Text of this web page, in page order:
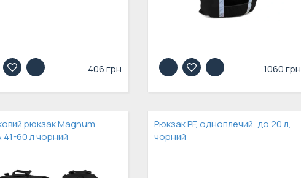
406 грн 1060 грн
рюкзак Magnum
41-60 л чорний
Рюкзак PF, одноплечий, до 20 л,
чорний